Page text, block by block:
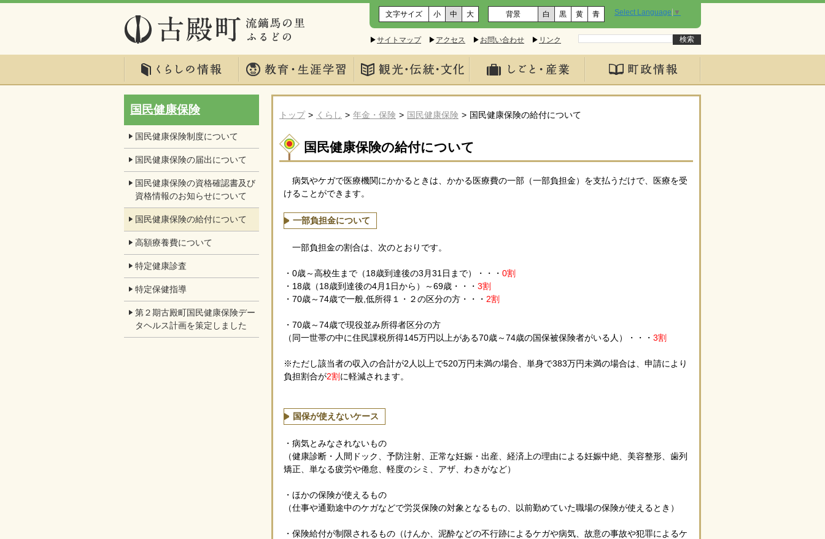
文字サイズ 小 中 大 背景 白 黒 黄 青 Select Language ▼
▶サイトマップ▶ アクセス ▶ お問い合わせ ▶ リンク
トップ くらし 年金・保険 国民健康保険 国民健康保険の給付について
国民健康保険の給付について
病気やケガで医療機関にかかるときは、かかる医療費の一部（一部負担金）を支払うだけで、医療を受
けることができます。
一部負担金について
一部負担金の割合は、次のとおりです。
・0歳～高校生まで（18歳到達後の3月31日まで）・・・ 0割
・18歳（18歳到達後の4月1日から）～69歳・・・ 3割
・70歳～74歳で一般,低所得１・２の区分の方・・・ 2割
・70歳～74歳で現役並み所得者区分の方
（同一世帯の中に住民課税所得145万円以上がある70歳～74歳の国保被保険者がいる人）・・・ 3割
※ただし該当者の収入の合計が2人以上で520万円未満の場合、単身で383万円未満の場合は、申請により
負担割合が2割 に軽減されます。
国保が使えないケース
・病気とみなされないもの
（健康診断・人間ドック、予防注射、正常な妊娠・出産、経済上の理由による妊娠中絶、美容整形、歯列
矯正、単なる疲労や倦怠、軽度のシミ、アザ、わきがなど）
・ほかの保険が使えるもの
（仕事や通勤途中のケガなどで労災保険の対象となるもの、以前勤めていた職場の保険が使えるとき）
・保険給付が制限されるもの（けんか、泥酔などの不行跡によるケガや病気、故意の事故や犯罪によるケ
国民健康保険
国民健康保険制度について
国民健康保険の届出について
国民健康保険の資格確認書及び
資格情報のお知らせについて
国民健康保険の給付について
高額療養費について
特定健康診査
特定保健指導
第２期古殿町国民健康保険デー
タヘルス計画を策定しました